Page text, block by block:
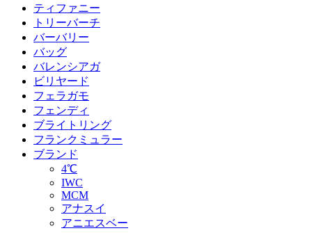
ティファニー
トリーバーチ
バーバリー
バッグ
バレンシアガ
ビリヤード
フェラガモ
フェンディ
ブライトリング
フランクミュラー
ブランド
4℃
IWC
MCM
アナスイ
アニエスベー